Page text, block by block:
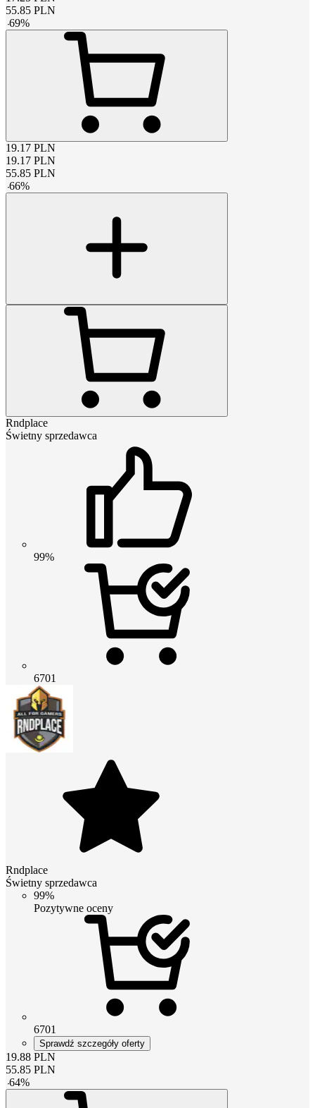
55.85 PLN
-69%
19.17 PLN
19.17 PLN
55.85 PLN
-66%
Rndplace
Świetny sprzedawca
99%
6701
Rndplace
Świetny sprzedawca
99%
Pozytywne oceny
6701
Sprawdź szczegóły oferty
19.88 PLN
55.85 PLN
-64%